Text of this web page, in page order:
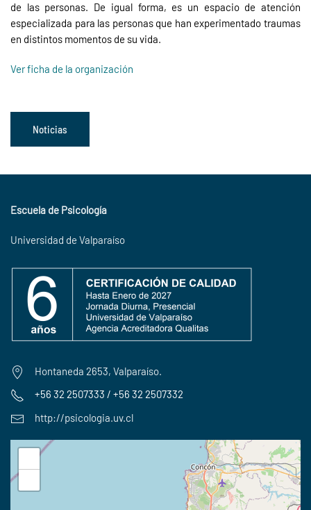
de las personas. De igual forma, es un espacio de atención
especializada para las personas que han experimentado traumas
en distintos momentos de su vida.
Ver ficha de la organización
Noticias
Escuela de Psicología
Universidad de Valparaíso
Hontaneda 2653, Valparaíso.
+56 32 2507333 / +56 32 2507332
http://psicologia.uv.cl